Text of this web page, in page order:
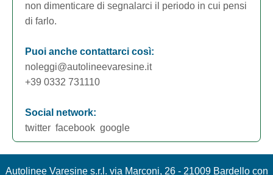
non dimenticare di segnalarci il periodo in cui pensi
di farlo.
Puoi anche contattarci così:
noleggi@autolineevaresine.it
+39 0332 731110
Social network:
twitter facebook google
Autolinee Varesine s.r.l. via Marconi, 26 - 21009 Bardello con